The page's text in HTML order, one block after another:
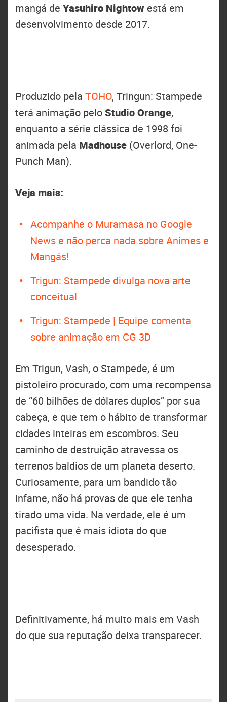
mangá de Yasuhiro Nightow está em
desenvolvimento desde 2017.
Produzido pela TOHO, Tringun: Stampede
terá animação peloStudio Orange,
enquanto a série clássica de 1998 foi
animada pela Madhouse (Overlord, One-
Punch Man).
Veja mais:
Acompanhe o Muramasa no Google
News e não perca nada sobre Animes e
Mangás!
Trigun: Stampede divulga nova arte
conceitual
Trigun: Stampede | Equipe comenta
sobre animação em CG 3D
Em Trigun, Vash, o Stampede, é um
pistoleiro procurado, com uma recompensa
de “60 bilhões de dólares duplos” por sua
cabeça, e que tem o hábito de transformar
cidades inteiras em escombros. Seu
caminho de destruição atravessa os
terrenos baldios de um planeta deserto.
Curiosamente, para um bandido tão
infame, não há provas de que ele tenha
tirado uma vida. Na verdade, ele é um
pacifista que é mais idiota do que
desesperado.
Definitivamente, há muito mais em Vash
do que sua reputação deixa transparecer.